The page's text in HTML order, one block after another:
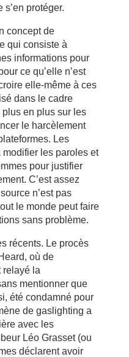
s’en protéger.
concept de
qui consiste à
informations pour
ce qu’elle n’est
elle-même à ces
dans le cadre
en plus sur les
le harcèlement
Les
modifier les paroles et
pour justifier
C’est assez
n’est pas
le monde peut faire
sans problème.
récents. Le procès
où de
relayé la
mentionner que
été condamné pour
de gaslighting a
avec les
Léo Grasset (ou
déclarent avoir